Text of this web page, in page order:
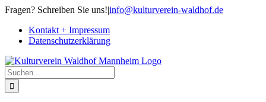
Zum
springen
Fragen? Schreiben Sie uns!|info@kulturverein-waldhof.de
Kontakt + Impressum
Datenschutzerklärung
Suche
nach: